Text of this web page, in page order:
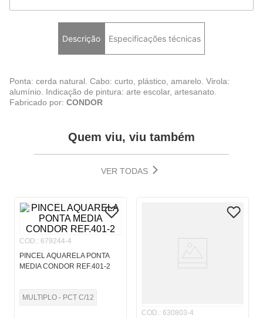
Descrição Especificações técnicas
Ponta: cerda natural. Cabo: curto, plástico, amarelo. Virola:
alumínio. Indicação de pintura: arte escolar, artesanato.
Fabricado por: CONDOR
Quem viu, viu também
VER TODAS
COD.: 679244-4
PINCEL AQUARELA PONTA
MEDIA CONDOR REF.401-2
MULTIPLO - PCT C/12
COD.: 630803-4